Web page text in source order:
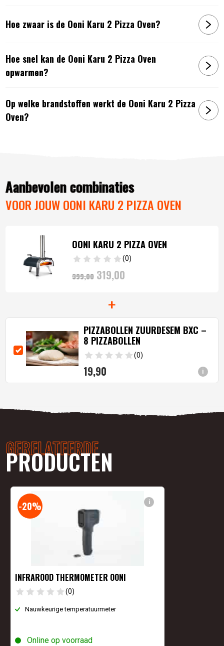
Hoe zwaar is de Ooni Karu 2 Pizza Oven?
Hoe snel kan de Ooni Karu 2 Pizza Oven
opwarmen?
Op welke brandstoffen werkt de Ooni Karu 2 Pizza
Oven?
Aanbevolen combinaties
VOOR JOUW OONI KARU 2 PIZZA OVEN
OONI KARU 2 PIZZA OVEN
(0)
399,00 Oorspronkelijke
399,00
319,00Huidige
319,00.
+
i
PIZZABOLLEN ZUURDESEM BXC –
8 PIZZABOLLEN
(0)
19,90
GERELATEERDE
PRODUCTEN
i
-20%
INFRAROOD THERMOMETER OONI
(0)
Nauwkeurige temperatuurmeter
Online op voorraad